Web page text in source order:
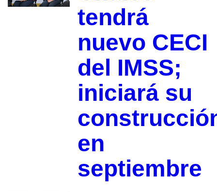
tendrá
nuevo CECI
del IMSS;
iniciará su
en
septiembre